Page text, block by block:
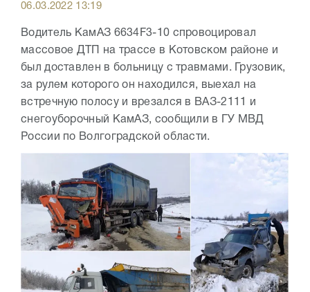
06.03.2022 13:19
Водитель КамАЗ 6634F3-10 спровоцировал
массовое ДТП на трассе в Котовском районе и
был доставлен в больницу с травмами. Грузовик,
за рулем которого он находился, выехал на
встречную полосу и врезался в ВАЗ-2111 и
снегоуборочный КамАЗ, сообщили в ГУ МВД
России по Волгоградской области.